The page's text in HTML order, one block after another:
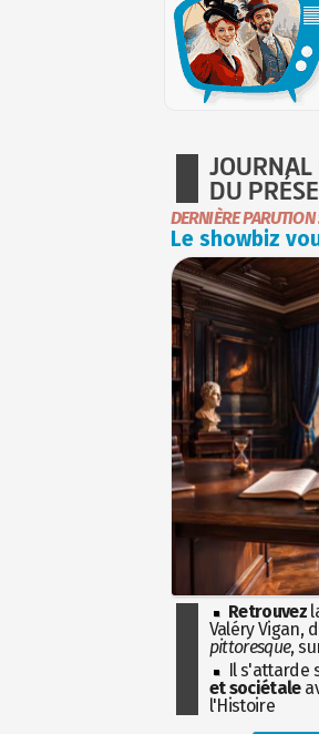
DU
DERNIÈRE PARUTION
Le showbiz
Retrouvez
Valéry Vigan,
pittoresque,
Il s'attarde
et sociétale
l'Histoire